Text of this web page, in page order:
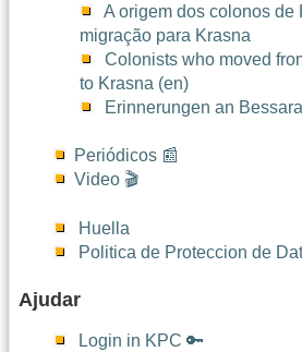
A origem dos colonos de
migração para Krasna
Colonists who moved
to Krasna (en)
Erinnerungen an
Periódicos 📰
Video 🎬
Huella
Politica de Proteccion de
Ajudar
Login in KPC 🔑